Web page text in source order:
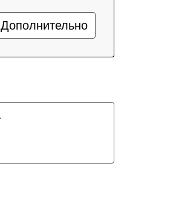
Дополнительно